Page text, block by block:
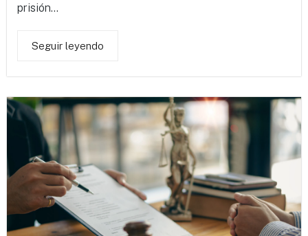
prisión...
Seguir leyendo